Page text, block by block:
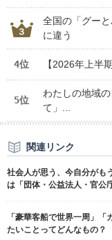
全国の「グー
に違う
4位 【2026年上半
5位
わたしの地域
て」...
関連リンク
社会人が思う、今自分がも
は「団体・公益法人・官公
「豪華客船で世界一周」
たいことってどんなもの？